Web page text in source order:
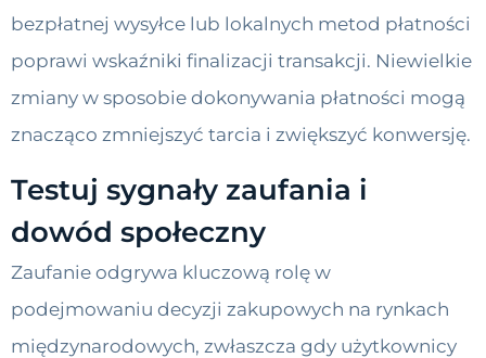
bezpłatnej wysyłce lub lokalnych metod płatności
poprawi wskaźniki finalizacji transakcji. Niewielkie
zmiany w sposobie dokonywania płatności mogą
znacząco zmniejszyć tarcia i zwiększyć konwersję.
Testuj sygnały zaufania i
dowód społeczny
Zaufanie odgrywa kluczową rolę w
podejmowaniu decyzji zakupowych na rynkach
międzynarodowych, zwłaszcza gdy użytkownicy